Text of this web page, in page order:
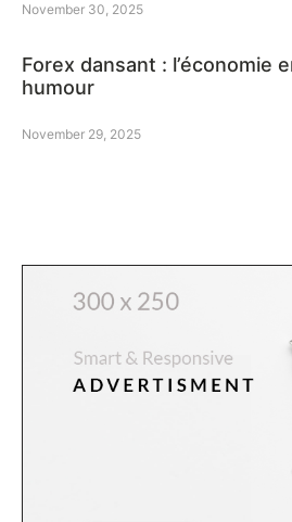
November 30, 2025
Forex dansant : l’économie
humour
November 29, 2025